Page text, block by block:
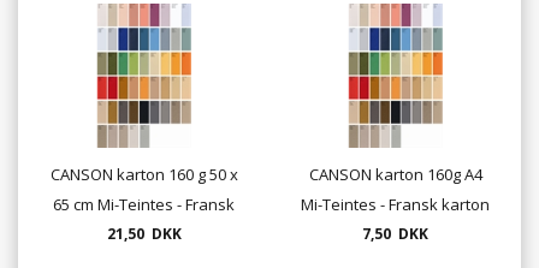
CANSON karton 160 g 50 x
65 cm Mi-Teintes - Fransk
karton (pris ved enkelt
21,50 DKK
CANSON karton 160g A4
Mi-Teintes - Fransk karton
(enkelt ark)
7,50 DKK